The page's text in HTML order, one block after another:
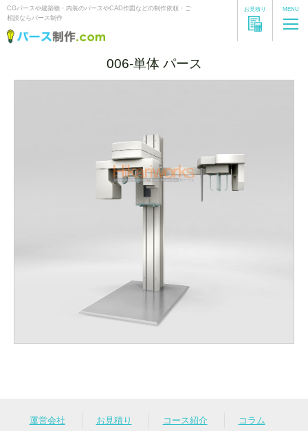
CGパースや建築物・内装のパースやCAD作図などの制作依頼・ご
相談ならパース制作
お見積り MENU
006-単体 パース
運営会社 お見積り コース紹介 コラム